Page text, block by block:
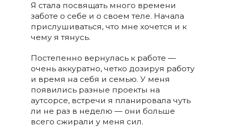
Я стала посвящать много времени
заботе о себе и о своем теле. Начала
прислушиваться, что мне хочется и к
чему я тянусь.
Постепенно вернулась к работе —
очень аккуратно, четко дозируя работу
и время на себя и семью. У меня
появились разные проекты на
аутсорсе, встречи я планировала чуть
ли не раз в неделю — они больше
всего сжирали у меня сил.